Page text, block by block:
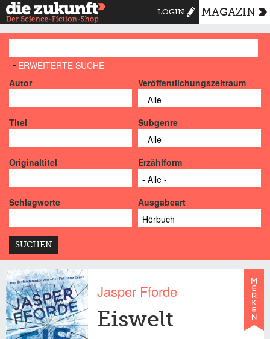
LOGIN MAGAZIN
AUSBLENDEN
ERWEITERTE SUCHE
Autor
Veröffentlichungszeitraum
Titel Subgenre
Originaltitel Erzählform
Schlagworte Ausgabeart
Jasper Fforde
Eiswelt